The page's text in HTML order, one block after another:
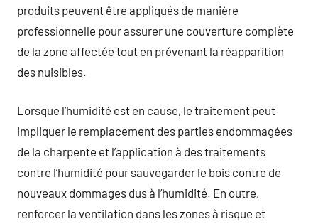
produits peuvent être appliqués de manière
professionnelle pour assurer une couverture complète
de la zone affectée tout en prévenant la réapparition
des nuisibles.
Lorsque l’humidité est en cause, le traitement peut
impliquer le remplacement des parties endommagées
de la charpente et l’application à des traitements
contre l’humidité pour sauvegarder le bois contre de
nouveaux dommages dus à l’humidité. En outre,
renforcer la ventilation dans les zones à risque et